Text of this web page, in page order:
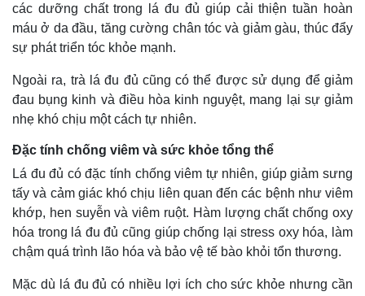
các dưỡng chất trong lá đu đủ giúp cải thiện tuần hoàn
máu ở da đầu, tăng cường chân tóc và giảm gàu, thúc đẩy
sự phát triển tóc khỏe mạnh.
Ngoài ra, trà lá đu đủ cũng có thể được sử dụng để giảm
đau bụng kinh và điều hòa kinh nguyệt, mang lại sự giảm
nhẹ khó chịu một cách tự nhiên.
Đặc tính chống viêm và sức khỏe tổng thể
Lá đu đủ có đặc tính chống viêm tự nhiên, giúp giảm sưng
tấy và cảm giác khó chịu liên quan đến các bệnh như viêm
khớp, hen suyễn và viêm ruột. Hàm lượng chất chống oxy
hóa trong lá đu đủ cũng giúp chống lại stress oxy hóa, làm
chậm quá trình lão hóa và bảo vệ tế bào khỏi tổn thương.
Mặc dù lá đu đủ có nhiều lợi ích cho sức khỏe nhưng cần